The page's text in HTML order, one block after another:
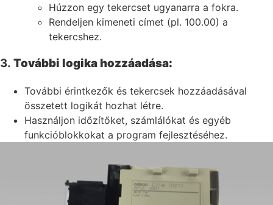
Húzzon egy tekercset ugyanarra a fokra.
Rendeljen kimeneti címet (pl. 100.00) a
tekercshez.
3. További logika hozzáadása:
További érintkezők és tekercsek hozzáadásával
összetett logikát hozhat létre.
Használjon időzítőket, számlálókat és egyéb
funkcióblokkokat a program fejlesztéséhez.